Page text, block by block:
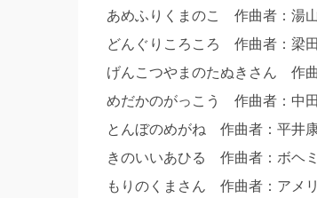
あめふりくまのこ 作曲者：湯
どんぐりころころ 作曲者：
げんこつやまのたぬきさん 作
めだかのがっこう 作曲者：中
とんぼのめがね 作曲者：平井
きのいいあひる 作曲者：ボヘ
もりのくまさん 作曲者：アメ